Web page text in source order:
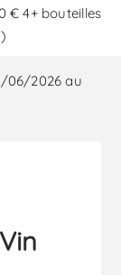
€ 4+ bouteilles
06/2026 au